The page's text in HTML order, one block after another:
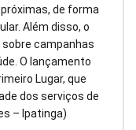
de forma
Além disso, o
campanhas
O lançamento
Lugar, que
dos serviços de
– Ipatinga)